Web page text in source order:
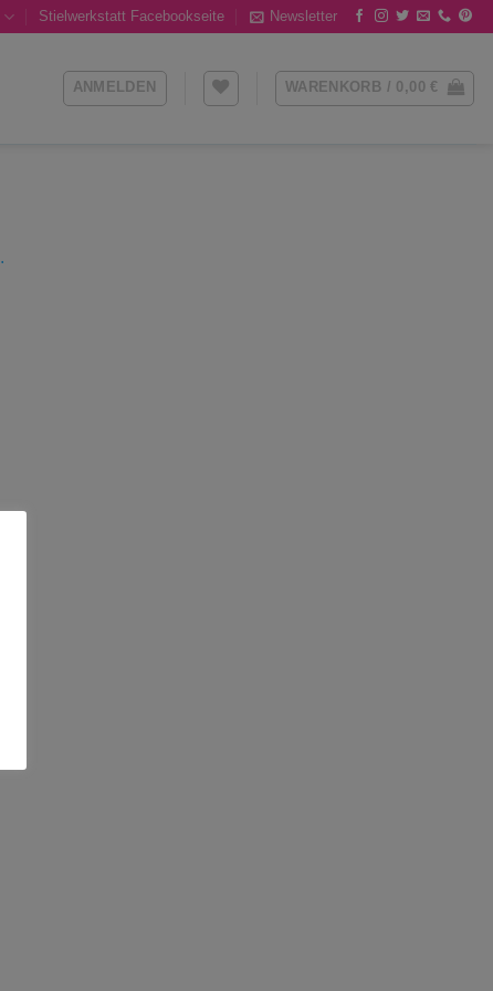
Stielwerkstatt Facebookseite Newsletter
ANMELDEN WARENKORB / 0,00€